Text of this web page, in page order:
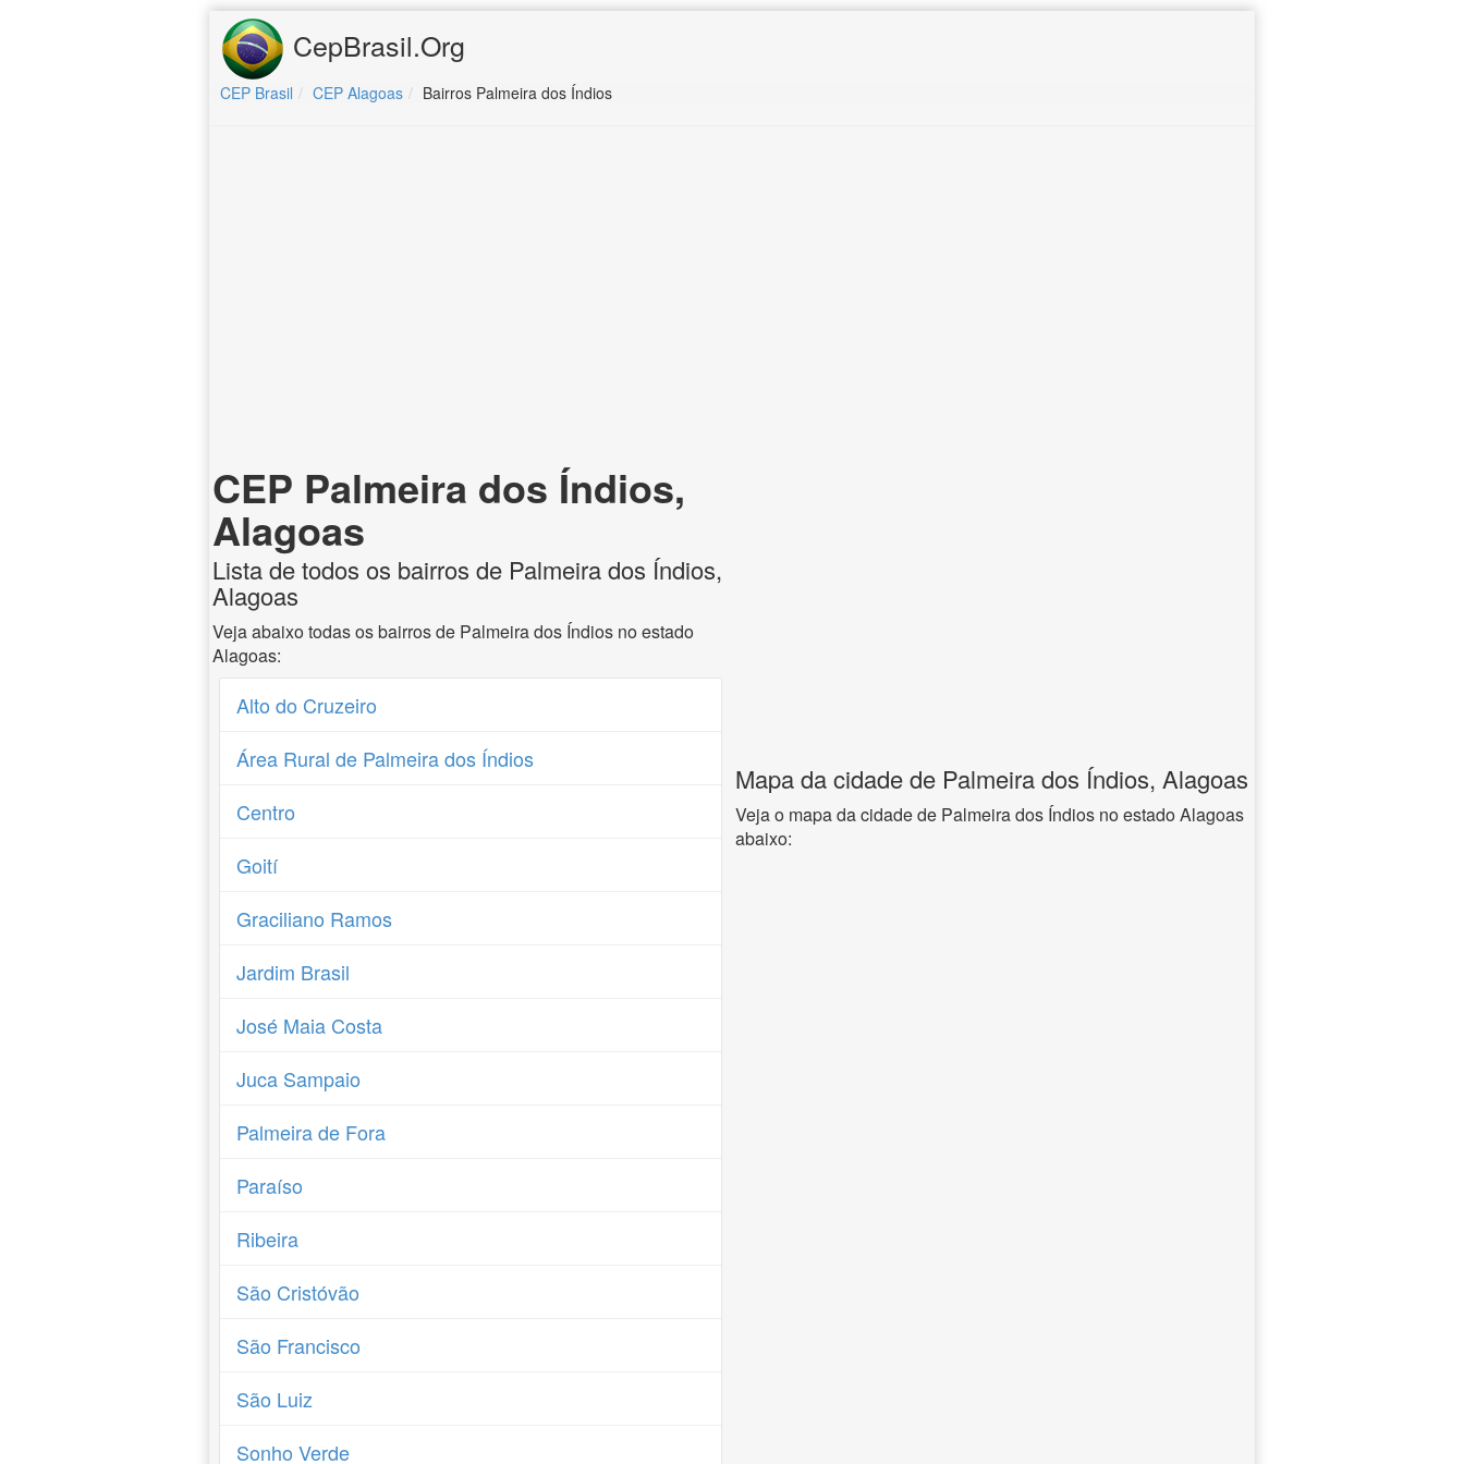
CepBrasil.Org
CEP Brasil CEP Alagoas Bairros Palmeira dos Índios
CEP Palmeira dos Índios,
Alagoas
Lista de todos os bairros de Palmeira dos Índios,
Alagoas
Veja abaixo todas os bairros de Palmeira dos Índios no estado
Alagoas:
Alto do Cruzeiro
Área Rural de Palmeira dos Índios
Centro
Goití
Graciliano Ramos
Jardim Brasil
José Maia Costa
Juca Sampaio
Palmeira de Fora
Paraíso
Ribeira
São Cristóvão
São Francisco
São Luiz
Sonho Verde
Mapa da cidade de Palmeira dos Índios, Alagoas
Veja o mapa da cidade de Palmeira dos Índios no estado Alagoas
abaixo: